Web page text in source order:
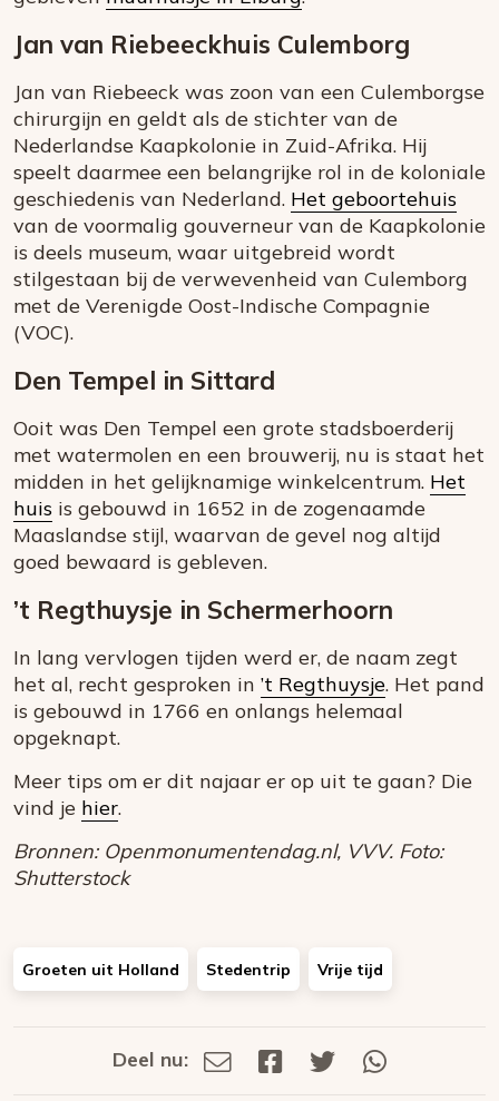
Jan van Riebeeckhuis Culemborg
Jan van Riebeeck was zoon van een Culemborgse
chirurgijn en geldt als de stichter van de
Nederlandse Kaapkolonie in Zuid-Afrika. Hij
speelt daarmee een belangrijke rol in de koloniale
geschiedenis van Nederland. Het geboortehuis
van de voormalig gouverneur van de Kaapkolonie
is deels museum, waar uitgebreid wordt
stilgestaan bij de verwevenheid van Culemborg
met de Verenigde Oost-Indische Compagnie
(VOC).
Den Tempel in Sittard
Ooit was Den Tempel een grote stadsboerderij
met watermolen en een brouwerij, nu is staat het
midden in het gelijknamige winkelcentrum. Het
huis is gebouwd in 1652 in de zogenaamde
Maaslandse stijl, waarvan de gevel nog altijd
goed bewaard is gebleven.
’t Regthuysje in Schermerhoorn
In lang vervlogen tijden werd er, de naam zegt
het al, recht gesproken in ’t Regthuysje. Het pand
is gebouwd in 1766 en onlangs helemaal
opgeknapt.
Meer tips om er dit najaar er op uit te gaan? Die
vind je hier.
Bronnen: Openmonumentendag.nl, VVV. Foto:
Shutterstock
Groeten uit Holland Stedentrip Vrije tijd
Deel
Deel nu:
Deel
Deel
Deel